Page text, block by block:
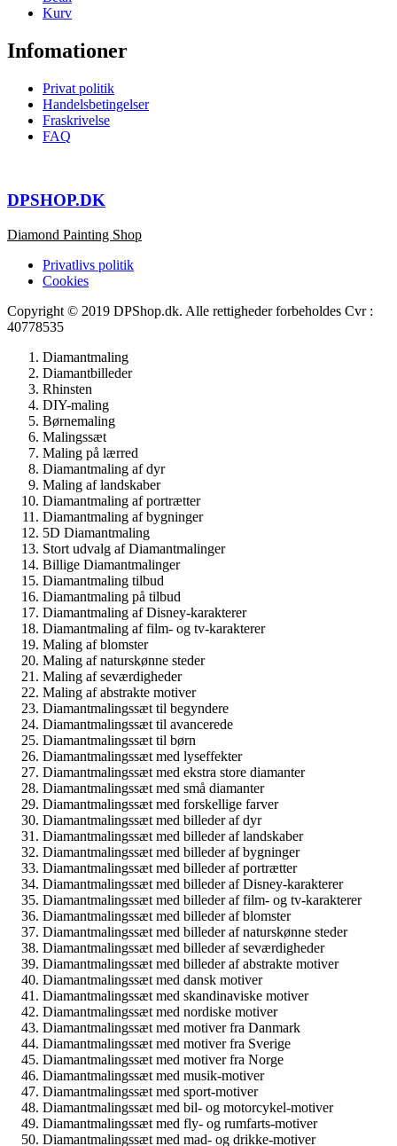
Kurv
Infomationer
Privat politik
Handelsbetingelser
Fraskrivelse
FAQ
DPSHOP.DK
Diamond Painting Shop
Privatlivs politik
Cookies
Copyright © 2019 DPShop.dk. Alle rettigheder forbeholdes Cvr :
40778535
Diamantmaling
Diamantbilleder
Rhinsten
DIY-maling
Børnemaling
Malingssæt
Maling på lærred
Diamantmaling af dyr
Maling af landskaber
Diamantmaling af portrætter
Diamantmaling af bygninger
5D Diamantmaling
Stort udvalg af Diamantmalinger
Billige Diamantmalinger
Diamantmaling tilbud
Diamantmaling på tilbud
Diamantmaling af Disney-karakterer
Diamantmaling af film- og tv-karakterer
Maling af blomster
Maling af naturskønne steder
Maling af seværdigheder
Maling af abstrakte motiver
Diamantmalingssæt til begyndere
Diamantmalingssæt til avancerede
Diamantmalingssæt til børn
Diamantmalingssæt med lyseffekter
Diamantmalingssæt med ekstra store diamanter
Diamantmalingssæt med små diamanter
Diamantmalingssæt med forskellige farver
Diamantmalingssæt med billeder af dyr
Diamantmalingssæt med billeder af landskaber
Diamantmalingssæt med billeder af bygninger
Diamantmalingssæt med billeder af portrætter
Diamantmalingssæt med billeder af Disney-karakterer
Diamantmalingssæt med billeder af film- og tv-karakterer
Diamantmalingssæt med billeder af blomster
Diamantmalingssæt med billeder af naturskønne steder
Diamantmalingssæt med billeder af seværdigheder
Diamantmalingssæt med billeder af abstrakte motiver
Diamantmalingssæt med dansk motiver
Diamantmalingssæt med skandinaviske motiver
Diamantmalingssæt med nordiske motiver
Diamantmalingssæt med motiver fra Danmark
Diamantmalingssæt med motiver fra Sverige
Diamantmalingssæt med motiver fra Norge
Diamantmalingssæt med musik-motiver
Diamantmalingssæt med sport-motiver
Diamantmalingssæt med bil- og motorcykel-motiver
Diamantmalingssæt med fly- og rumfarts-motiver
Diamantmalingssæt med mad- og drikke-motiver